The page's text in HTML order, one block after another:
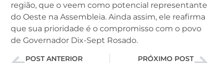
região, que o veem como potencial representante
do Oeste na Assembleia. Ainda assim, ele reafirma
que sua prioridade é o compromisso com o povo
de Governador Dix-Sept Rosado.
POST ANTERIOR PRÓXIMO POST